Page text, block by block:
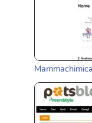
Mammachimica